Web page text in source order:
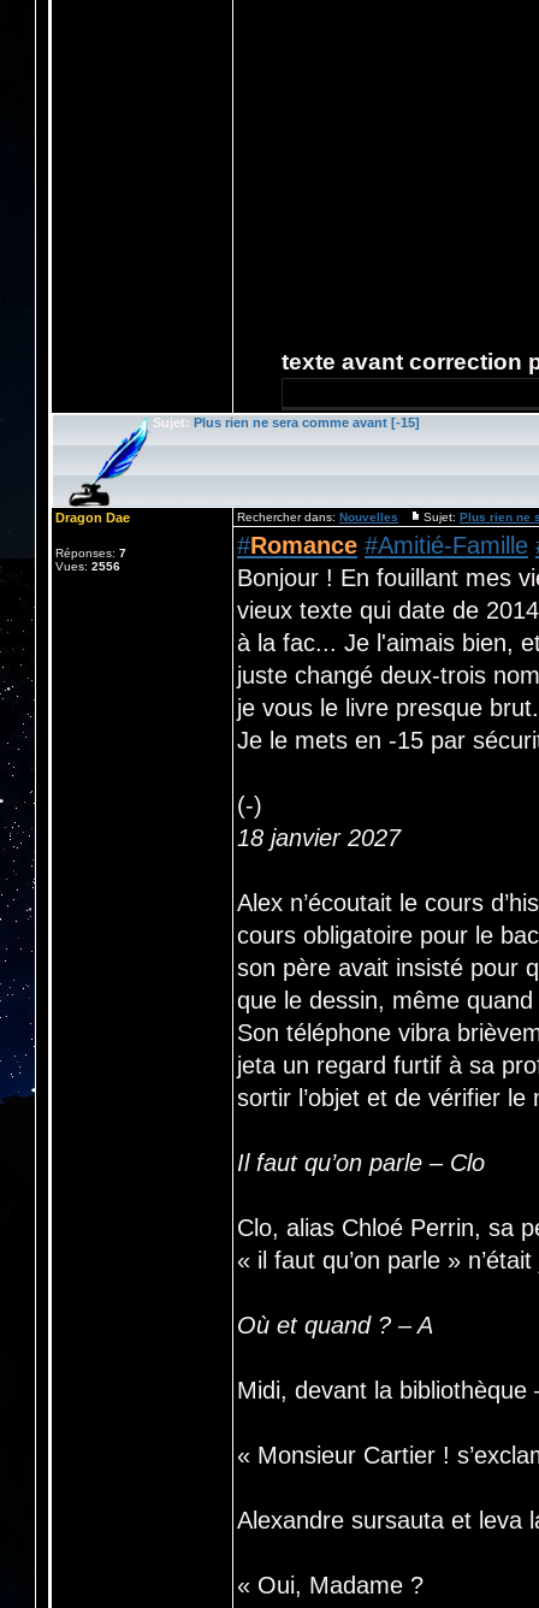
texte avant correction
Sujet: Plus rien ne sera comme avant [-15]
Dragon Dae
Réponses: 7
Vues: 2556
Rechercher dans: Nouvelles Sujet: Plus rien ne
#Romance #Amitié-Famille
Bonjour ! En fouillant mes
vieux texte qui date de
à la fac... Je l'aimais bien,
juste changé deux-trois
je vous le livre presque brut.
Je le mets en -15 par
(-)
18 janvier 2027
Alex n’écoutait le cours
cours obligatoire pour le
son père avait insisté pour
que le dessin, même
Son téléphone vibra
jeta un regard furtif à sa
sortir l’objet et de vérifier le
Il faut qu’on parle – Clo
Clo, alias Chloé Perrin, sa
« il faut qu’on parle »
Où et quand ? – A
Midi, devant la bibliothèque
« Monsieur Cartier !
Alexandre sursauta et leva
« Oui, Madame ?